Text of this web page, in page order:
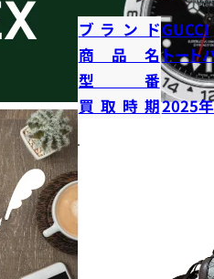
ブランドGUCCI
商品名トート
型番
買取時期2025